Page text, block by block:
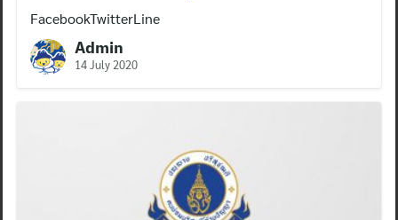
FacebookTwitterLine
Admin
14 July 2020